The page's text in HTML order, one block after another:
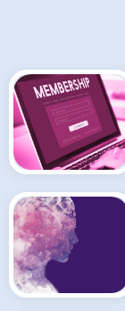
ÁREA RESERVADA
CONSENSOS